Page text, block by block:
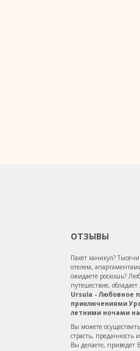
ОТЗЫВЫ
Пакет каникул?
отелем,
ожидаете роскошь?
путешествие,
Ursula - Любовное
приключениями
летними ночами
Вы можете
страсть, преданность
Вы делаете, приведет